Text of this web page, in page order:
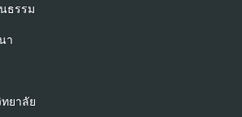
ธรรม
า
ยาลัย